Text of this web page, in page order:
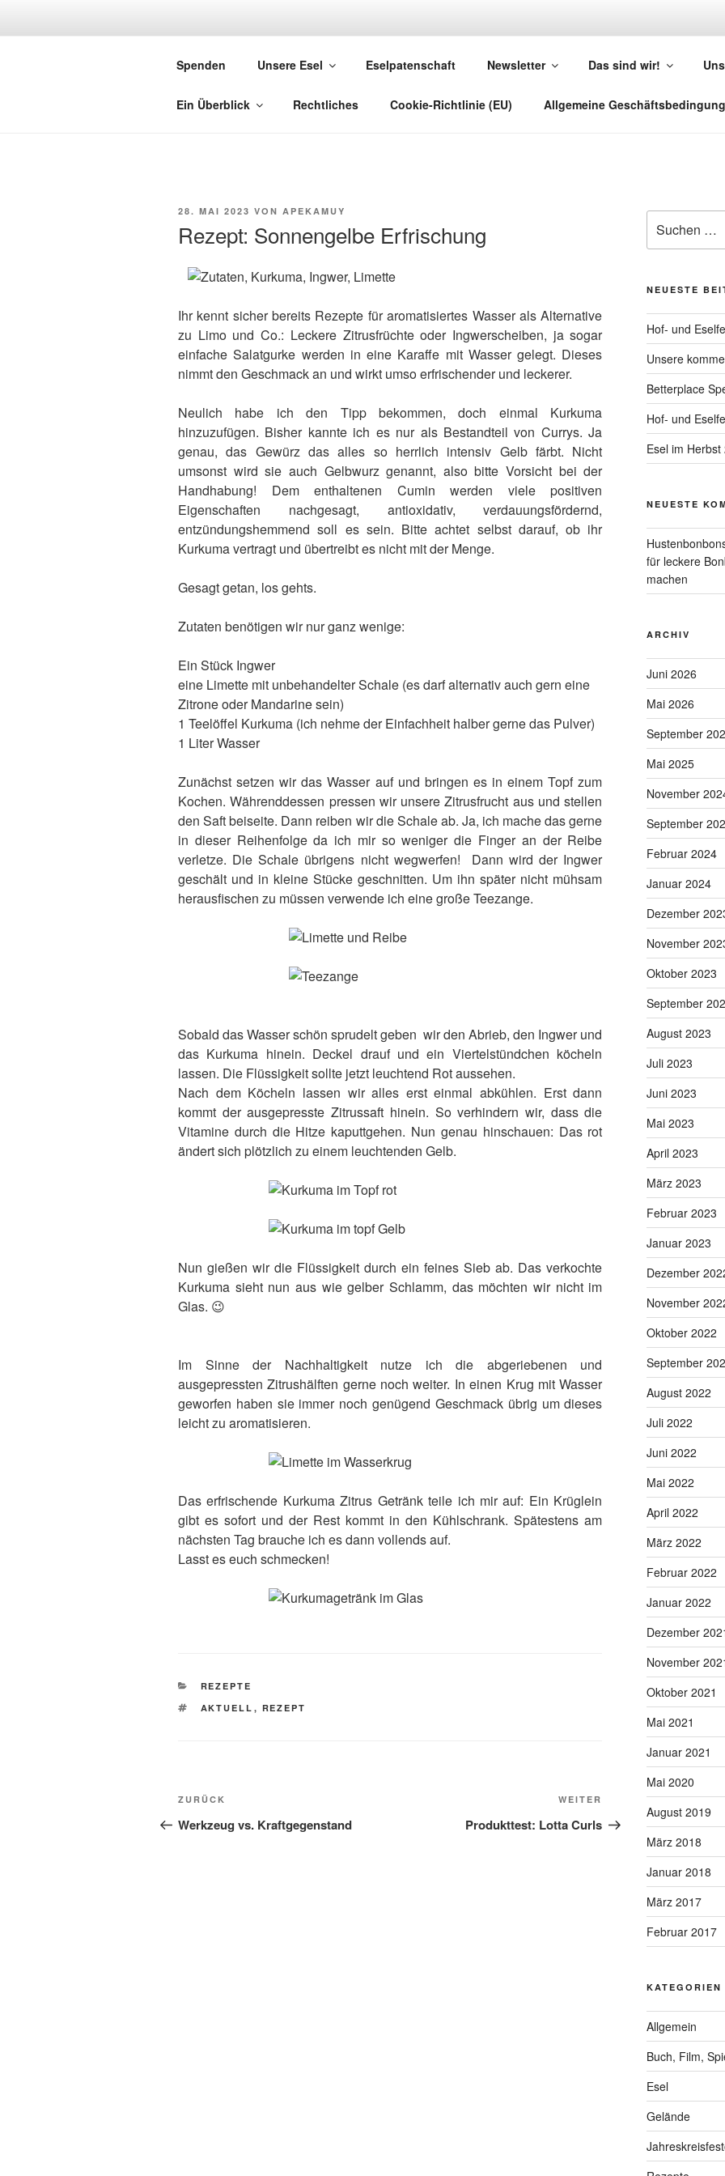
AVALONORDEN
Spenden Unsere Esel Eselpatenschaft Newsletter Das sind wir!
Ein Überblick Rechtliches Cookie-Richtlinie (EU) Allgemeine
VERÖFFENTLICHT
28. MAI 2023 VON APEKAMUY
Rezept: Sonnengelbe Erfrischung
Ihr kennt sicher bereits Rezepte für aromatisiertes Wasser als Alternative
zu Limo und Co.: Leckere Zitrusfrüchte oder Ingwerscheiben, ja sogar
einfache Salatgurke werden in eine Karaffe mit Wasser gelegt. Dieses
nimmt den Geschmack an und wirkt umso erfrischender und leckerer.
Neulich habe ich den Tipp bekommen, doch einmal Kurkuma
hinzuzufügen. Bisher kannte ich es nur als Bestandteil von Currys. Ja
genau, das Gewürz das alles so herrlich intensiv Gelb färbt. Nicht
umsonst wird sie auch Gelbwurz genannt, also bitte Vorsicht bei der
Handhabung! Dem enthaltenen Cumin werden viele positiven
Eigenschaften nachgesagt, antioxidativ, verdauungsfördernd,
entzündungshemmend soll es sein. Bitte achtet selbst darauf, ob ihr
Kurkuma vertragt und übertreibt es nicht mit der Menge.
Gesagt getan, los gehts.
Zutaten benötigen wir nur ganz wenige:
Ein Stück Ingwer
eine Limette mit unbehandelter Schale (es darf alternativ auch gern eine
Zitrone oder Mandarine sein)
1 Teelöffel Kurkuma (ich nehme der Einfachheit halber gerne das Pulver)
1 Liter Wasser
Zunächst setzen wir das Wasser auf und bringen es in einem Topf zum
Kochen. Währenddessen pressen wir unsere Zitrusfrucht aus und stellen
den Saft beiseite. Dann reiben wir die Schale ab. Ja, ich mache das gerne
in dieser Reihenfolge da ich mir so weniger die Finger an der Reibe
verletze. Die Schale übrigens nicht wegwerfen! Dann wird der Ingwer
geschält und in kleine Stücke geschnitten. Um ihn später nicht mühsam
herausfischen zu müssen verwende ich eine große Teezange.
Sobald das Wasser schön sprudelt geben wir den Abrieb, den Ingwer und
das Kurkuma hinein. Deckel drauf und ein Viertelstündchen köcheln
lassen. Die Flüssigkeit sollte jetzt leuchtend Rot aussehen.
Nach dem Köcheln lassen wir alles erst einmal abkühlen. Erst dann
kommt der ausgepresste Zitrussaft hinein. So verhindern wir, dass die
Vitamine durch die Hitze kaputtgehen. Nun genau hinschauen: Das rot
ändert sich plötzlich zu einem leuchtenden Gelb.
Nun gießen wir die Flüssigkeit durch ein feines Sieb ab. Das verkochte
Kurkuma sieht nun aus wie gelber Schlamm, das möchten wir nicht im
Glas. 😉
Im Sinne der Nachhaltigkeit nutze ich die abgeriebenen und
ausgepressten Zitrushälften gerne noch weiter. In einen Krug mit Wasser
geworfen haben sie immer noch genügend Geschmack übrig um dieses
leicht zu aromatisieren.
Das erfrischende Kurkuma Zitrus Getränk teile ich mir auf: Ein Krüglein
gibt es sofort und der Rest kommt in den Kühlschrank. Spätestens am
nächsten Tag brauche ich es dann vollends auf.
Lasst es euch schmecken!
KATEGORIEN
REZEPTE
SCHLAGWÖRTER
AKTUELL , REZEPT
Beitragsnavigation
Vorheriger
Beitrag
ZURÜCK
Werkzeug vs. Kraftgegenstand
Nächster
Beitrag
WEITER
Produkttest: Lotta Curls
nach:
NEUESTE
Hof- und
Unsere
Betterplace
Hof- und
Esel im Herbst
NEUESTE
für leckere
machen
ARCHIV
Juni 2026
Mai 2026
September
Mai 2025
November
September
Februar 2024
Januar 2024
Dezember
November
Oktober 2023
September
August 2023
Juli 2023
Juni 2023
Mai 2023
April 2023
März 2023
Februar 2023
Januar 2023
Dezember
November
Oktober 2022
September
August 2022
Juli 2022
Juni 2022
Mai 2022
April 2022
März 2022
Februar 2022
Januar 2022
Dezember
November
Oktober 2021
Mai 2021
Januar 2021
Mai 2020
August 2019
März 2018
Januar 2018
März 2017
Februar 2017
KATEGORIEN
Allgemein
Buch, Film,
Esel
Gelände